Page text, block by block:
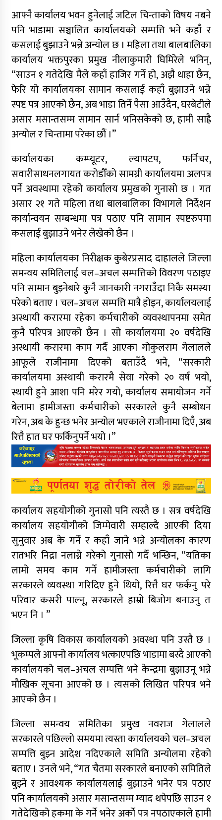
आफ्नै कार्यालय भवन हुनेलाई जटिल चिन्ताको विषय नबने
पनि भाडामा सञ्चालित कार्यालयको सम्पत्ति भने कहाँ र
कसलाई बुझाउने भन्ने अन्योल छ । महिला तथा बालबालिका
कार्यालय भक्तपुरका प्रमुख नीलाकुमारी घिमिरेले भनिन्,
“साउन १ गतेदेखि मैले कहाँ हाजिर गर्ने हो, अझै थाहा छैन,
फेरि यो कार्यालयका सामान कसलाई कहाँ बुझाउने भन्ने
स्पष्ट पत्र आएको छैन, अब भाडा तिर्ने पैसा आउँदैन, घरबेटीले
असार मसान्तसम्म सामान सार्न भनिसकेको छ, हामी साह्रै
अन्योल र चिन्तामा परेका छौं ।”
कार्यालयका कम्प्यूटर, ल्यापटप, फर्निचर,
सवारीसाधनलगायत करोडौँको सामग्री कार्यालयमा अलपत्र
पर्ने अवस्थामा रहेको कार्यालय प्रमुखको गुनासो छ । गत
असार २१ गते महिला तथा बालबालिका विभागले निर्देशन
कार्यान्वयन सम्बन्धमा पत्र पठाए पनि सामान स्पष्टरुपमा
कसलाई बुझाउने भनेर लेखेको छैन ।
महिला कार्यालयका निरीक्षक कुबेरप्रसाद दाहालले जिल्ला
समन्वय समितिलाई चल–अचल सम्पत्तिको विवरण पठाइए
पनि सामान बुझ्नेबारे कुनै जानकारी नगराउँदा निकै समस्या
परेको बताए । चल–अचल सम्पत्ति मात्रै होइन, कार्यालयलाई
अस्थायी करारमा रहेका कर्मचारीको व्यवस्थापनमा समेत
कुनै परिपत्र आएको छैन । सो कार्यालयमा २० वर्षदेखि
अस्थायी करारमा काम गर्दै आएका गोकुलराम गेलालले
आफूले राजीनामा दिएको बताउँदै भने, “सरकारी
कार्यालयमा अस्थायी करारमै सेवा गरेको २० वर्ष भयो,
स्थायी हुने आशा पनि मरेर गयो, कार्यालय समायोजन गर्ने
बेलामा हामीजस्ता कर्मचारीको सरकारले कुनै सम्बोधन
गरेन, अब के हुन्छ भनेर अन्योल भएकाले राजीनामा दिएँ, अब
रित्तै हात घर फर्किनुपर्ने भयो ।”
कार्यालय सहयोगीको गुनासो पनि त्यस्तै छ । सत्र वर्षदेखि
कार्यालय सहयोगीको जिम्मेवारी सम्हाल्दै आएकी दिया
सुनुवार अब के गर्ने र कहाँ जाने भन्ने अन्योलका कारण
रातभरि निद्रा नलाग्ने गरेको गुनासो गर्दै भन्छिन‍, “यतिका
लामो समय काम गर्ने हामीजस्ता कर्मचारीको लागि
सरकारले व्यवस्था गरिदिए हुने थियो, रित्तै घर फर्कनु परे
परिवार कसरी पाल्नू, सरकारले हाम्रो बिजोग बनाउनु त
भएन नि । ”
जिल्ला कृषि विकास कार्यालयको अवस्था पनि उस्तै छ ।
भूकम्पले आफ्नो कार्यालय भत्काएपछि भाडामा बस्दै आएको
कार्यालयको चल–अचल सम्पत्ति भने केन्द्रमा बुझाउनू भन्ने
मौखिक सूचना आएको छ । त्यसको लिखित परिपत्र भने
आएको छैन ।
जिल्ला समन्वय समितिका प्रमुख नवराज गेलालले
सरकारले पछिल्लो समयमा त्यस्ता कार्यालयको चल–अचल
सम्पत्ति बुझ्न आदेश नदिएकाले समिति अन्योलमा रहेको
बताए । उनले भने, “गत चैतमा सरकारले बनाएको समितिले
बुझ्ने र आवश्यक कार्यालयलाई बुझाउने भनेर पत्र पठाए
पनि कार्यालयको असार मसान्तसम्म म्याद थपेपछि साउन १
गतेदेखिको हकमा के गर्ने भनेर अर्को पत्र नपठाएकाले हामी